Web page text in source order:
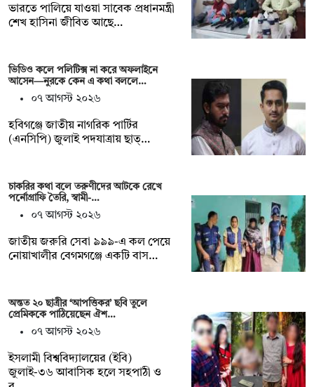
ভারতে পালিয়ে যাওয়া সাবেক প্রধানমন্ত্রী
শেখ হাসিনা জীবিত আছে…
ভিডিও কলে পলিটিক্স না করে অফলাইনে
আসেন—নুরকে কেন এ কথা বললে…
০৭ আগস্ট ২০২৬
হবিগঞ্জে জাতীয় নাগরিক পার্টির
(এনসিপি) জুলাই পদযাত্রায় ছাত্…
চাকরির কথা বলে তরুণীদের আটকে রেখে
পর্নোগ্রাফি তৈরি, স্বামী-…
০৭ আগস্ট ২০২৬
জাতীয় জরুরি সেবা ৯৯৯-এ কল পেয়ে
নোয়াখালীর বেগমগঞ্জে একটি বাস…
অন্তত ২০ ছাত্রীর ‘আপত্তিকর’ ছবি তুলে
প্রেমিককে পাঠিয়েছেন ঐশ…
০৭ আগস্ট ২০২৬
ইসলামী বিশ্ববিদ্যালয়ের (ইবি)
জুলাই-৩৬ আবাসিক হলে সহপাঠী ও